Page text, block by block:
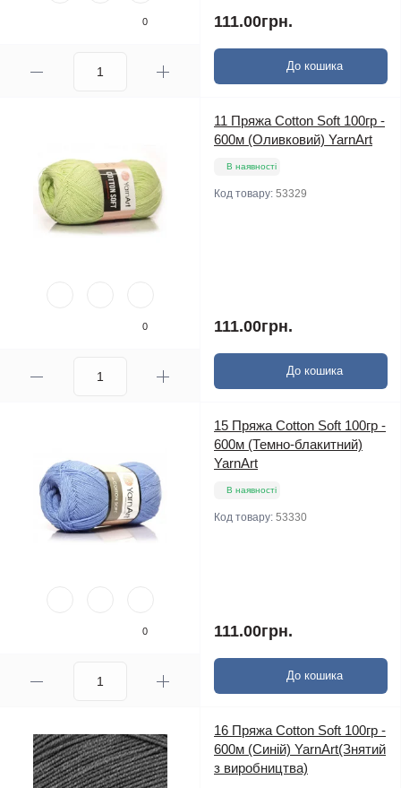
0 111.00грн.
До кошика
0
11 Пряжа Cotton Soft 100гр -
600м (Оливковий) YarnArt
В наявності
Код товару: 53329
111.00грн.
До кошика
0
15 Пряжа Cotton Soft 100гр -
600м (Темно-блакитний)
YarnArt
В наявності
Код товару: 53330
111.00грн.
До кошика
16 Пряжа Cotton Soft 100гр -
600м (Синій) YarnArt(Знятий
з виробництва)